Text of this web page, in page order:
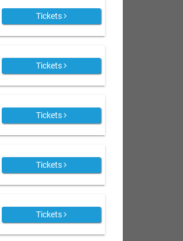
Tickets
Tickets
Tickets
Tickets
Tickets